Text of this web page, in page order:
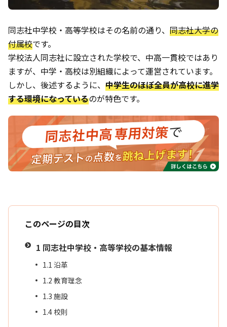
同志社中学校・高等学校はその名前の通り、 同志社大学の
付属校です。
学校法人同志社に設立された学校で、中高一貫校ではあり
ますが、中学・高校は別組織によって運営されています。
しかし、後述するように、 中学生のほぼ全員が高校に進学
する環境になっているのが特色です。
このページの目次
1 同志社中学校・高等学校の基本情報
1.1 沿革
1.2 教育理念
1.3 施設
1.4校則